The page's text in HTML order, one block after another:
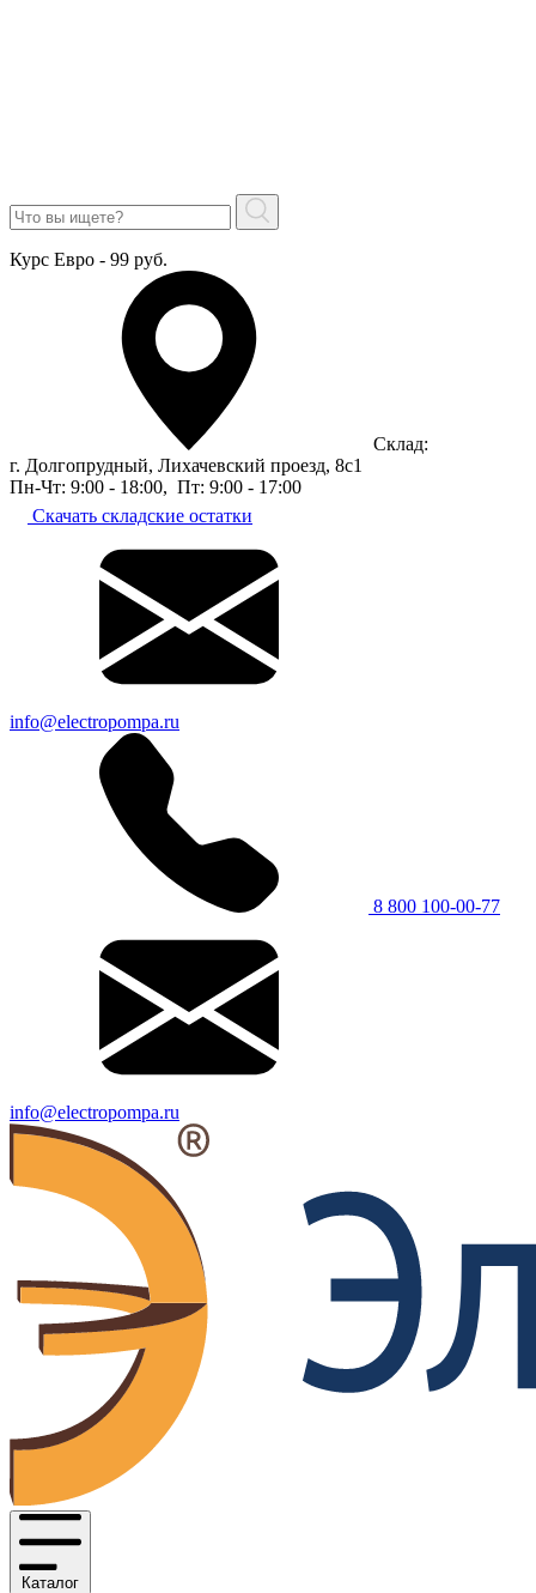
Курс Евро - 99 руб.
Склад:
г. Долгопрудный, Лихачевский проезд, 8c1
Пн-Чт: 9:00 - 18:00, Пт: 9:00 - 17:00
Скачать складские остатки
info@electropompa.ru
8 800 100-00-77
info@electropompa.ru
Каталог